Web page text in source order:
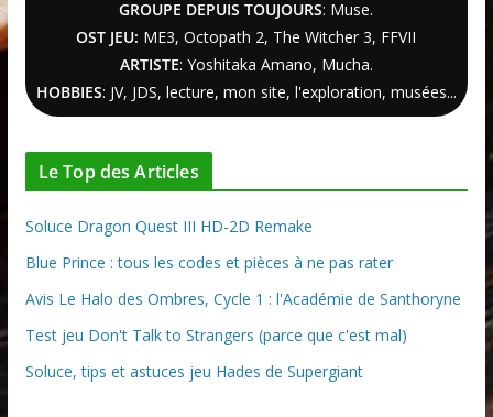
GROUPE DEPUIS TOUJOURS: Muse.
OST JEU: ME3,Octopath 2, The Witcher3, FFVII
ARTISTE: Yoshitaka Amano, Mucha.
HOBBIES: JV, JDS, lecture, mon site, l'exploration, musées...
Le Top des Articles
Soluce Dragon Quest III HD-2D Remake
Blue Prince : tous les codes et pièces à ne pas rater
Avis Le Halo des Ombres, Cycle 1 : l'Académie de Santhoryne
Test jeu Don't Talk to Strangers (parce que c'est mal)
Soluce, tips et astuces jeu Hades de Supergiant